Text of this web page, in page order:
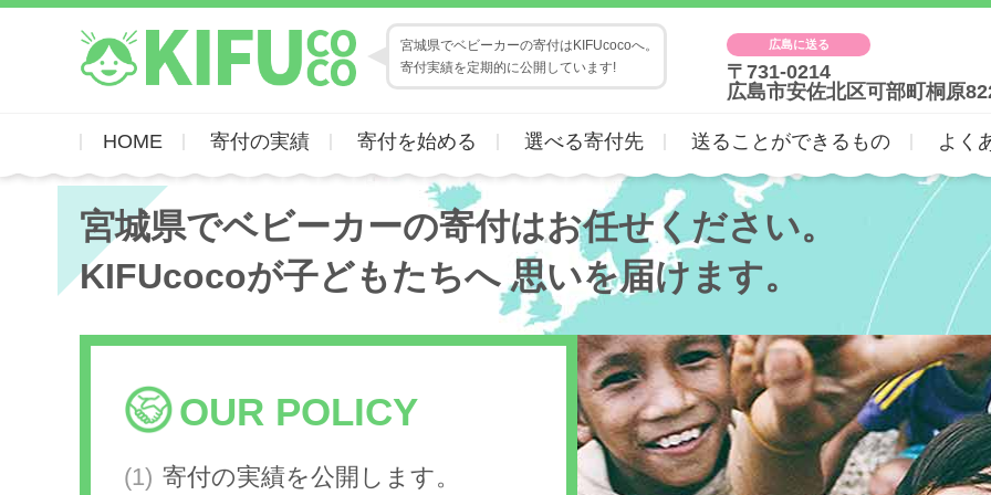
宮城県でベビーカーの寄付はKIFUcocoへ。
寄付実績を定期的に公開しています!
広島に送る
〒731-0214
広島市安佐北区可部町桐原
HOME 寄付の実績 寄付を始める 選べる寄付先 送ることができるもの よく
宮城県でベビーカーの寄付はお任せください。
KIFUcocoが子どもたちへ思いを届けます。
OUR POLICY
寄付の実績を公開します。